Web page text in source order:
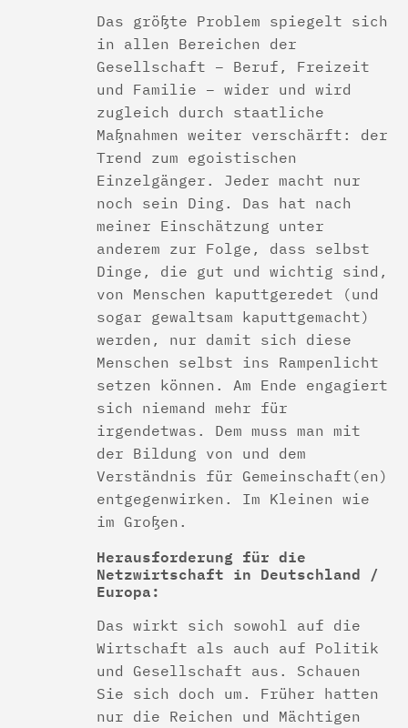
Das größte Problem spiegelt sich
in allen Bereichen der
Gesellschaft – Beruf, Freizeit
und Familie – wider und wird
zugleich durch staatliche
Maßnahmen weiter verschärft: der
Trend zum egoistischen
Einzelgänger. Jeder macht nur
noch sein Ding. Das hat nach
meiner Einschätzung unter
anderem zur Folge, dass selbst
Dinge, die gut und wichtig sind,
von Menschen kaputtgeredet (und
sogar gewaltsam kaputtgemacht)
werden, nur damit sich diese
Menschen selbst ins Rampenlicht
setzen können. Am Ende engagiert
sich niemand mehr für
irgendetwas. Dem muss man mit
der Bildung von und dem
Verständnis für Gemeinschaft(en)
entgegenwirken. Im Kleinen wie
im Großen.
Herausforderung für die
Netzwirtschaft in Deutschland /
Europa:
Das wirkt sich sowohl auf die
Wirtschaft als auch auf Politik
und Gesellschaft aus. Schauen
Sie sich doch um. Früher hatten
nur die Reichen und Mächtigen